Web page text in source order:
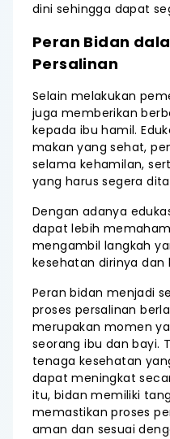
dini sehingga dapat
Peran Bidan
Persalinan
Selain melakukan
juga memberikan
kepada ibu hamil.
makan yang sehat,
selama kehamilan,
yang harus segera
Dengan adanya
dapat lebih
mengambil langkah
kesehatan dirinya dan
Peran bidan menjadi
proses persalinan
merupakan momen
seorang ibu dan bayi.
tenaga kesehatan
dapat meningkat
itu, bidan memiliki
memastikan proses
aman dan sesuai